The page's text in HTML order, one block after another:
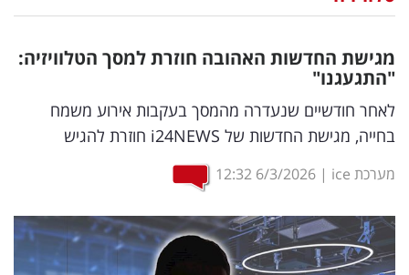
דיגיטל
וטק
שיווק
ופרסום
משפט
מדדים
מגישת החדשות האהובה חוזרת למסך הטלוויזיה:
"התגעגנו"
לאחר חודשיים שנעדרה מהמסך בעקבות אירוע משמח
בחייה, מגישת החדשות של i24NEWS חוזרת להגיש
מערכת ice |
6/3/2026
12:32